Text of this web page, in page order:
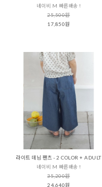
네이비 M 빠른배송 !
25,500원
17,850원
라이트 데님 팬츠 - 2 COLOR + ADULT
네이비 M 빠른배송 !
35,200원
24,640원